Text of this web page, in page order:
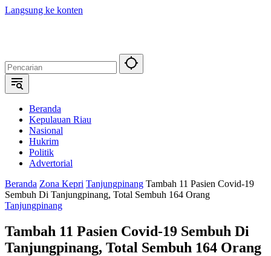
Langsung ke konten
Beranda
Kepulauan Riau
Nasional
Hukrim
Politik
Advertorial
Beranda Zona Kepri Tanjungpinang Tambah 11 Pasien Covid-19
Sembuh Di Tanjungpinang, Total Sembuh 164 Orang
Tanjungpinang
Tambah 11 Pasien Covid-19 Sembuh Di
Tanjungpinang, Total Sembuh 164 Orang